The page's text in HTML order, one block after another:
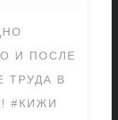
И ПОСЛЕ
ТРУДА В
#КИЖИ